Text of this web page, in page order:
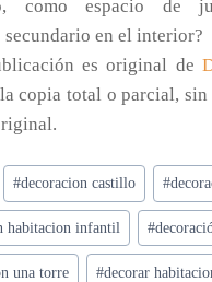
como espacio de
en el interior?
es original de
copia total o parcial,
#decoracion castillo #
habitacion infantil #
una torre #decorar